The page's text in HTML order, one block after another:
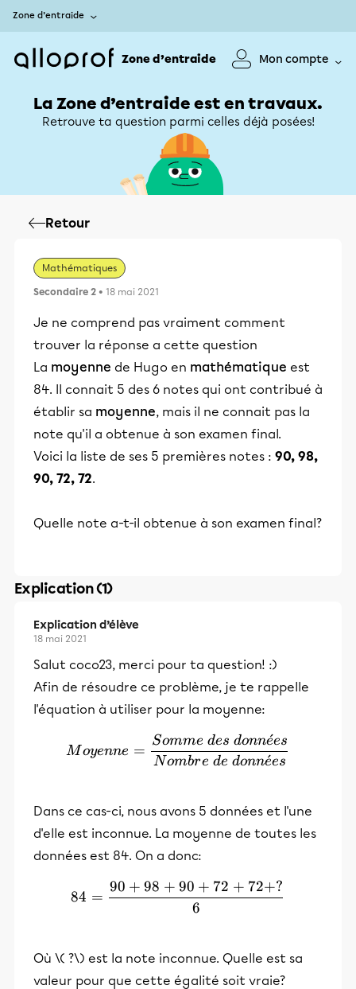
Zone d’entraide
Zone d’entraide Mon compte
La Zone d’entraide est en travaux.
Retrouve ta question parmi celles déjà posées!
Retour
Mathématiques
Secondaire 2 • 18 mai 2021
Je ne comprend pas vraiment comment
trouver la réponse a cette question
La moyenne de Hugo en mathématique est
84. Il connait 5 des 6 notes qui ont contribué à
établir sa moyenne, mais il ne connait pas la
note qu'il a obtenue à son examen final.
Voici la liste de ses 5 premières notes : 90, 98,
90, 72, 72.
Quelle note a-t-il obtenue à son examen final?
Explication (1)
Explication d’élève
18 mai 2021
Salut coco23, merci pour ta question! :)
Afin de résoudre ce problème, je te rappelle
l'équation à utiliser pour la moyenne:
Moyenne = \frac{Somme
Moyenne =
Nombre de donne
ˊes
Somme des donne
ˊes
Dans ce cas-ci, nous avons 5 données et l'une
d'elle est inconnue. La moyenne de toutes les
données est 84. On a donc:
84 = \frac{90 + 98 + 90
84 =
6
90 + 98 + 90 + 72 + 72+?
Où \( ?\) est la note inconnue. Quelle est sa
valeur pour que cette égalité soit vraie?